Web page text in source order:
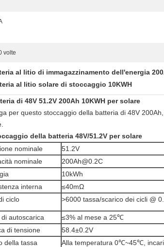
volte
al litio di immagazzinamento dell'energia
al litio solare di stoccaggio 10KWH
di 48V 51.2V 200Ah 10KWH per solare
per questo stoccaggio della batteria di 48V
della batteria 48V/51.2V per solare
nominale
51.2V
nominale
200Ah@0.2C
10kWh
interna
≤40mΩ
ciclo
>6000 tassa/scarico dei cicli @
di autoscarica
≤3% al mese a 25℃
di tensione
58.4±0.2V
della tassa
Alla temperatura 0℃~45℃,